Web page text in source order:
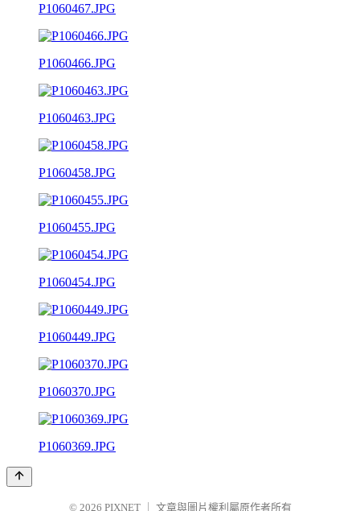
P1060467.JPG
P1060466.JPG
P1060463.JPG
P1060458.JPG
P1060455.JPG
P1060454.JPG
P1060449.JPG
P1060370.JPG
P1060369.JPG
© 2026 PIXNET 文章與圖片權利屬原作者所有